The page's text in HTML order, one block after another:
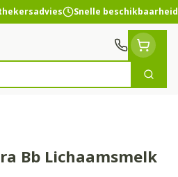
Snelle beschikbaarheid
Zoek
Bb Lichaamsmelk